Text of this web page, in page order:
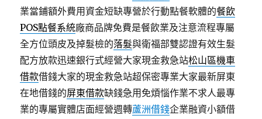
業當鋪額外費用資金短缺專營於行動點餐軟體的餐飲
POS點餐系統廠商品牌免費是餐飲業及注意流程專屬
全方位頭皮及掉髮檢的落髮與衛福部雙認證有效生髮
配方放款迅速銀行式經營大家現金救急站松山區機車
借款借錢大家的現金救急站超保密專業大家最新屏東
在地借錢的屏東借款缺錢急用免煩惱作業不求人最專
業的專屬實體店面經營週轉蘆洲借錢企業融資小額借